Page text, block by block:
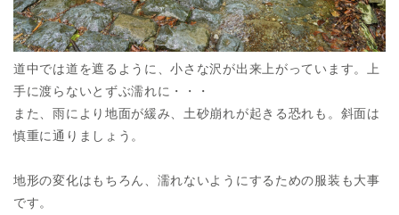
道中では道を遮るように、小さな沢が出来上がっています。上
手に渡らないとずぶ濡れに・・・
また、雨により地面が緩み、土砂崩れが起きる恐れも。斜面は
慎重に通りましょう。
地形の変化はもちろん、濡れないようにするための服装も大事
です。